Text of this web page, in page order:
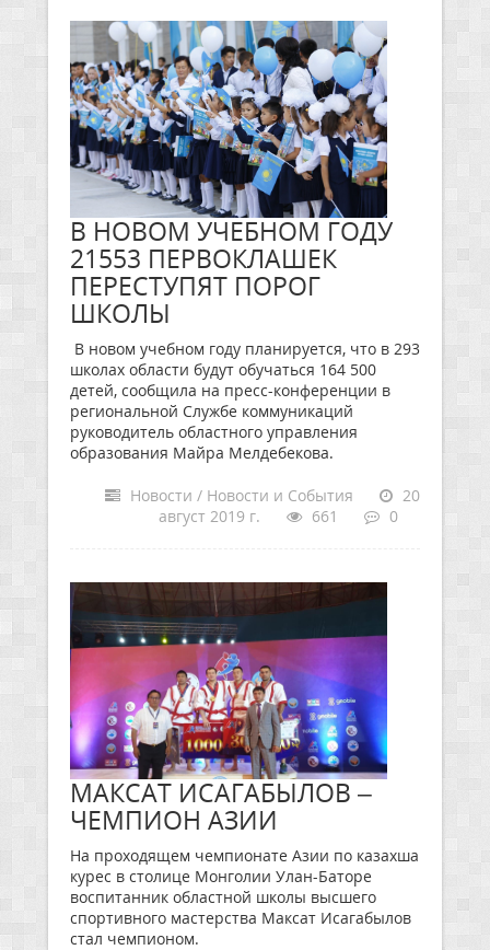
В НОВОМ УЧЕБНОМ ГОДУ
21553 ПЕРВОКЛАШЕК
ПЕРЕСТУПЯТ ПОРОГ
ШКОЛЫ
В новом учебном году планируется, что в 293
школах области будут обучаться 164 500
детей, сообщила на пресс-конференции в
региональной Службе коммуникаций
руководитель областного управления
образования Майра Мелдебекова.
Новости / Новости и События
20
август 2019 г.
661 0
МАКСАТ ИСАГАБЫЛОВ –
ЧЕМПИОН АЗИИ
На проходящем чемпионате Азии по казахша
курес в столице Монголии Улан-Баторе
воспитанник областной школы высшего
спортивного мастерства Максат Исагабылов
стал чемпионом.